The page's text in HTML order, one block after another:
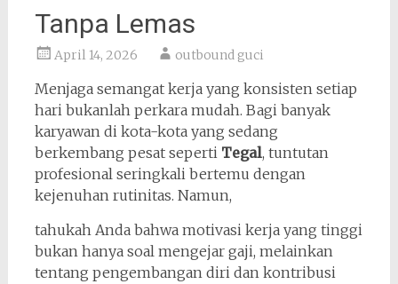
Tanpa Lemas
April 14, 2026 outbound guci
Menjaga semangat kerja yang konsisten setiap
hari bukanlah perkara mudah. Bagi banyak
karyawan di kota-kota yang sedang
berkembang pesat seperti Tegal, tuntutan
profesional seringkali bertemu dengan
kejenuhan rutinitas. Namun,
tahukah Anda bahwa motivasi kerja yang tinggi
bukan hanya soal mengejar gaji, melainkan
tentang pengembangan diri dan kontribusi